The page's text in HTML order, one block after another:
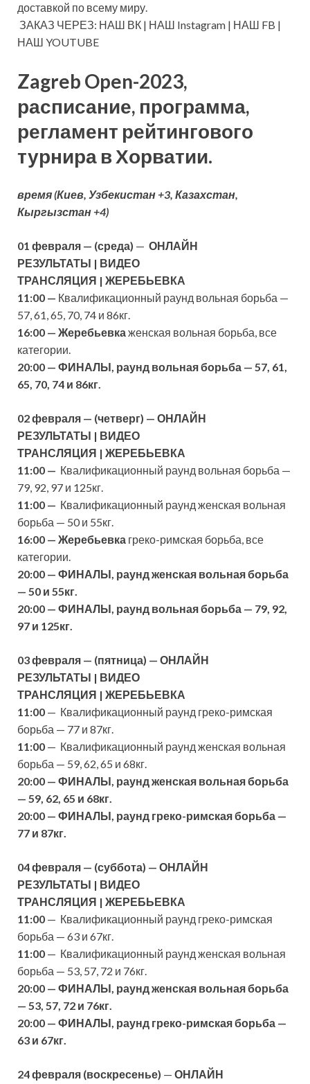
доставкой по всему миру.
ЗАКАЗ ЧЕРЕЗ: НАШ ВК | НАШ Instagram | НАШ FB |
НАШ YOUTUBE
Zagreb Open-2023,
расписание, программа,
регламент рейтингового
турнира в Хорватии.
время (Киев, Узбекистан +3, Казахстан,
Кыргызстан +4)
01 февраля — (среда) — ОНЛАЙН
РЕЗУЛЬТАТЫ | ВИДЕО
ТРАНСЛЯЦИЯ | ЖЕРЕБЬЕВКА
11:00 — Квалификационный раунд вольная борьба —
57, 61, 65, 70, 74 и 86кг.
16:00 — Жеребьевка женская вольная борьба, все
категории.
20:00 — ФИНАЛЫ, раунд вольная борьба — 57, 61,
65, 70, 74 и 86кг.
02февраля — (четверг) — ОНЛАЙН
РЕЗУЛЬТАТЫ | ВИДЕО
ТРАНСЛЯЦИЯ | ЖЕРЕБЬЕВКА
11:00 — Квалификационный раунд вольная борьба —
79, 92, 97 и 125кг.
11:00 — Квалификационный раунд женская вольная
борьба — 50 и 55кг.
16:00 — Жеребьевка греко-римская борьба, все
категории.
20:00 — ФИНАЛЫ, раунд женская вольная борьба
— 50 и 55кг.
20:00 — ФИНАЛЫ, раунд вольная борьба — 79, 92,
97 и 125кг.
03февраля — (пятница) — ОНЛАЙН
РЕЗУЛЬТАТЫ | ВИДЕО
ТРАНСЛЯЦИЯ | ЖЕРЕБЬЕВКА
11:00 — Квалификационный раунд греко-римская
борьба — 77 и 87кг.
11:00 — Квалификационный раунд женская вольная
борьба — 59, 62, 65 и 68кг.
20:00 — ФИНАЛЫ, раунд женская вольная борьба
— 59, 62, 65 и 68кг.
20:00 — ФИНАЛЫ, раунд греко-римская борьба —
77 и 87кг.
04февраля — (суббота) — ОНЛАЙН
РЕЗУЛЬТАТЫ | ВИДЕО
ТРАНСЛЯЦИЯ | ЖЕРЕБЬЕВКА
11:00 — Квалификационный раунд греко-римская
борьба — 63 и 67кг.
11:00 — Квалификационный раунд женская вольная
борьба — 53, 57, 72 и 76кг.
20:00 — ФИНАЛЫ, раунд женская вольная борьба
— 53, 57, 72 и 76кг.
20:00 — ФИНАЛЫ, раунд греко-римская борьба —
63 и 67кг.
24февраля (воскресенье) — ОНЛАЙН